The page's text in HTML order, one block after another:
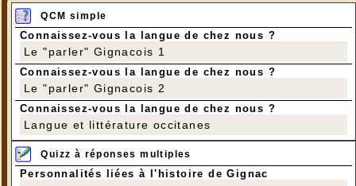
QCM simple
Connaissez-vous la langue de chez nous ?
Le "parler" Gignacois 1
Connaissez-vous la langue de chez nous ?
Le "parler" Gignacois 2
Connaissez-vous la langue de chez nous ?
Langue et littérature occitanes
Quizz à réponses multiples
Personnalités liées à l'histoire de Gignac